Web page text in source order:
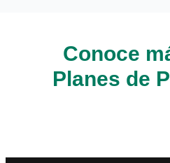
Conoce
Planes de